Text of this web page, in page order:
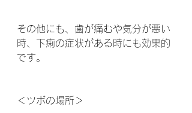
その他にも、歯が痛むや気分が悪い
時、下痢の症状がある時にも効果的
です。
＜ツボの場所＞